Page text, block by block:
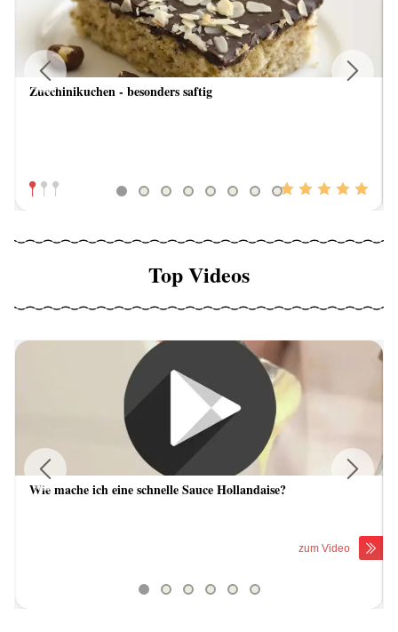
Zucchinikuchen - besonders saftig
Previous
Top Videos
Wie mache ich eine schnelle Sauce Hollandaise?
zum Video
Previous